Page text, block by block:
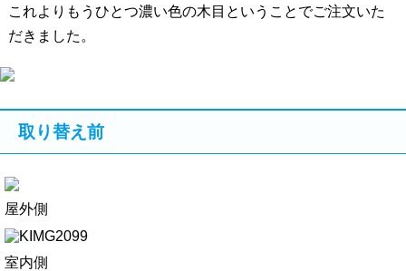
これよりもうひとつ濃い色の木目ということでご注文いた
だきました。
取り替え前
屋外側
室内側